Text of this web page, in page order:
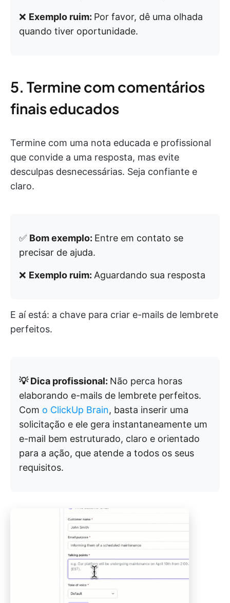
❌ Exemplo ruim: Por favor, dê uma olhada
quando tiver oportunidade.
5. Termine com comentários
finais educados
Termine com uma nota educada e profissional
que convide a uma resposta, mas evite
desculpas desnecessárias. Seja confiante e
claro.
✅ Bom exemplo: Entre em contato se
precisar de ajuda.
❌ Exemplo ruim: Aguardando sua resposta
E aí está: a chave para criar e-mails de lembrete
perfeitos.
💡 Dica profissional: Não perca horas
elaborando e-mails de lembrete perfeitos.
Com o ClickUp Brain, basta inserir uma
solicitação e ele gera instantaneamente um
e-mail bem estruturado, claro e orientado
para a ação, que atende a todos os seus
requisitos.